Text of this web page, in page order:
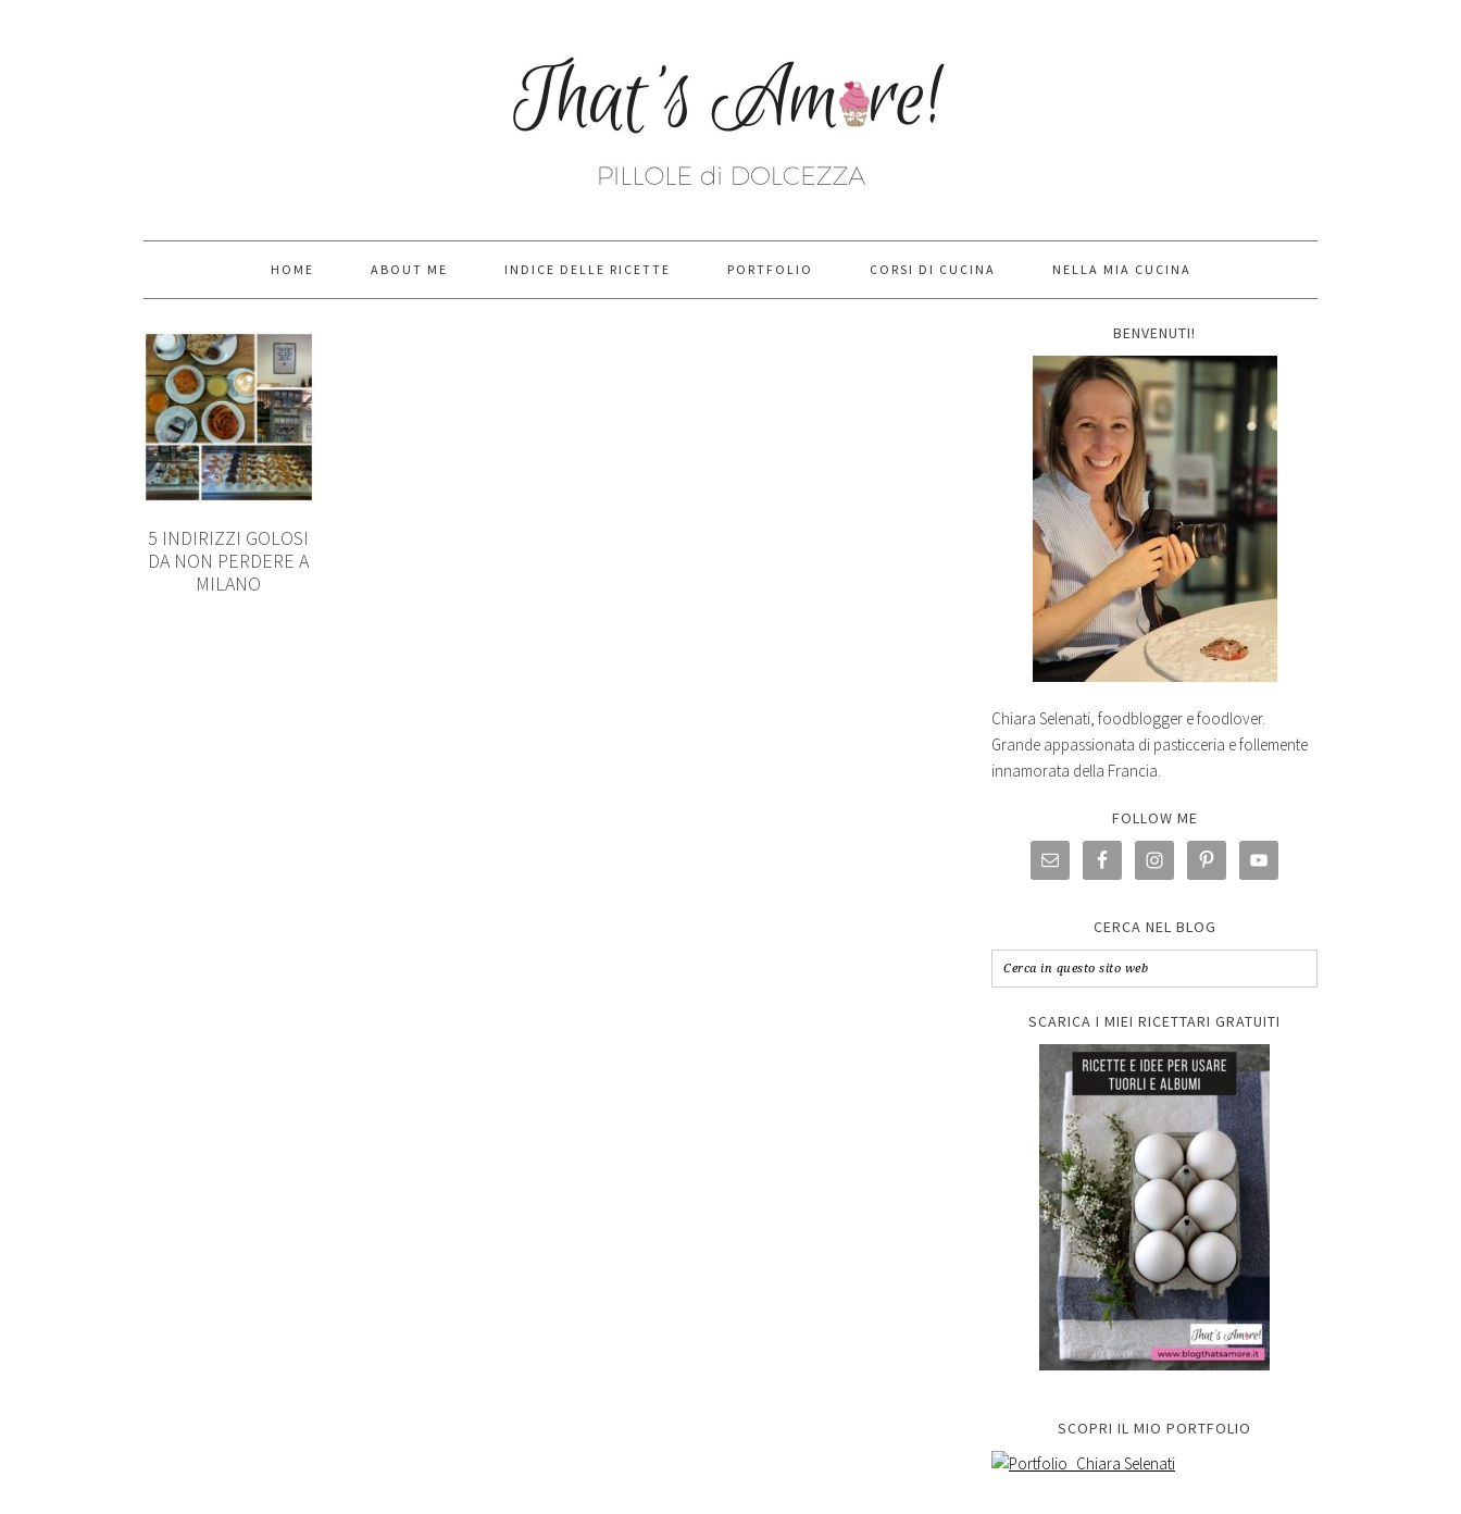
HOME ABOUT ME INDICE DELLE RICETTE PORTFOLIO CORSI DI CUCINA NELLA MIA CUCINA
5 INDIRIZZI GOLOSI
DA NON PERDERE A
MILANO
BENVENUTI!
Chiara Selenati, foodblogger e foodlover.
Grande appassionata di pasticceria e follemente
innamorata della Francia.
FOLLOW ME
CERCA NEL BLOG
SCARICA I MIEI RICETTARI GRATUITI
SCOPRI IL MIO PORTFOLIO